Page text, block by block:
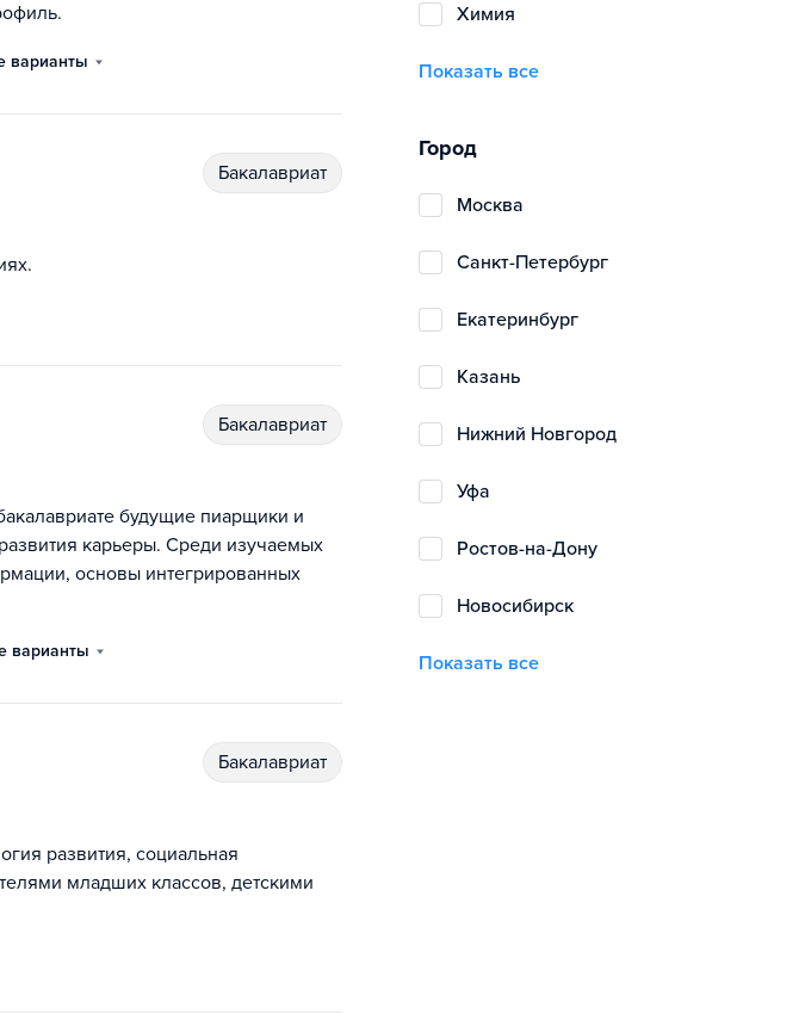
варианты
бакалавриат
бакалавриат
будущие пиарщики и
карьеры. Среди изучаемых
основы интегрированных
варианты
бакалавриат
развития, социальная
младших классов, детскими
химия
Показать все
Город
Москва
Санкт-Петербург
Екатеринбург
Казань
Нижний Новгород
Уфа
Ростов-на-Дону
Новосибирск
Показать все